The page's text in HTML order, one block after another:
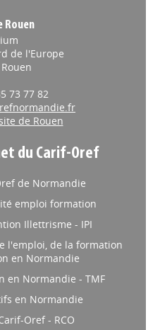
Rouen
de l'Europe
73 77 82
de Rouen
du Carif-Oref
de Normandie
emploi formation
Illettrisme - IPI
l'emploi, de la formation
en Normandie
en Normandie - TMF
en Normandie
Oref - RCO